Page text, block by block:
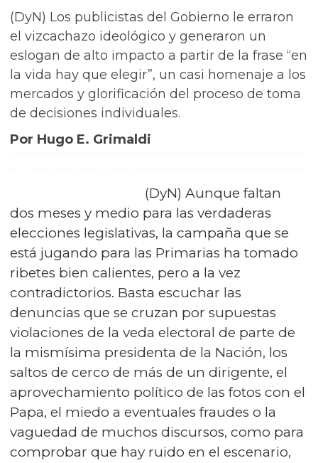
(DyN) Los publicistas del Gobierno le erraron
el vizcachazo ideológico y generaron un
eslogan de alto impacto a partir de la frase “en
la vida hay que elegir”, un casi homenaje a los
mercados y glorificación del proceso de toma
de decisiones individuales.
Por Hugo E. Grimaldi
(DyN) Aunque faltan
dos meses y medio para las verdaderas
elecciones legislativas, la campaña que se
está jugando para las Primarias ha tomado
ribetes bien calientes, pero a la vez
contradictorios. Basta escuchar las
denuncias que se cruzan por supuestas
violaciones de la veda electoral de parte de
la mismísima presidenta de la Nación, los
saltos de cerco de más de un dirigente, el
aprovechamiento político de las fotos con el
Papa, el miedo a eventuales fraudes o la
vaguedad de muchos discursos, como para
comprobar que hay ruido en el escenario,